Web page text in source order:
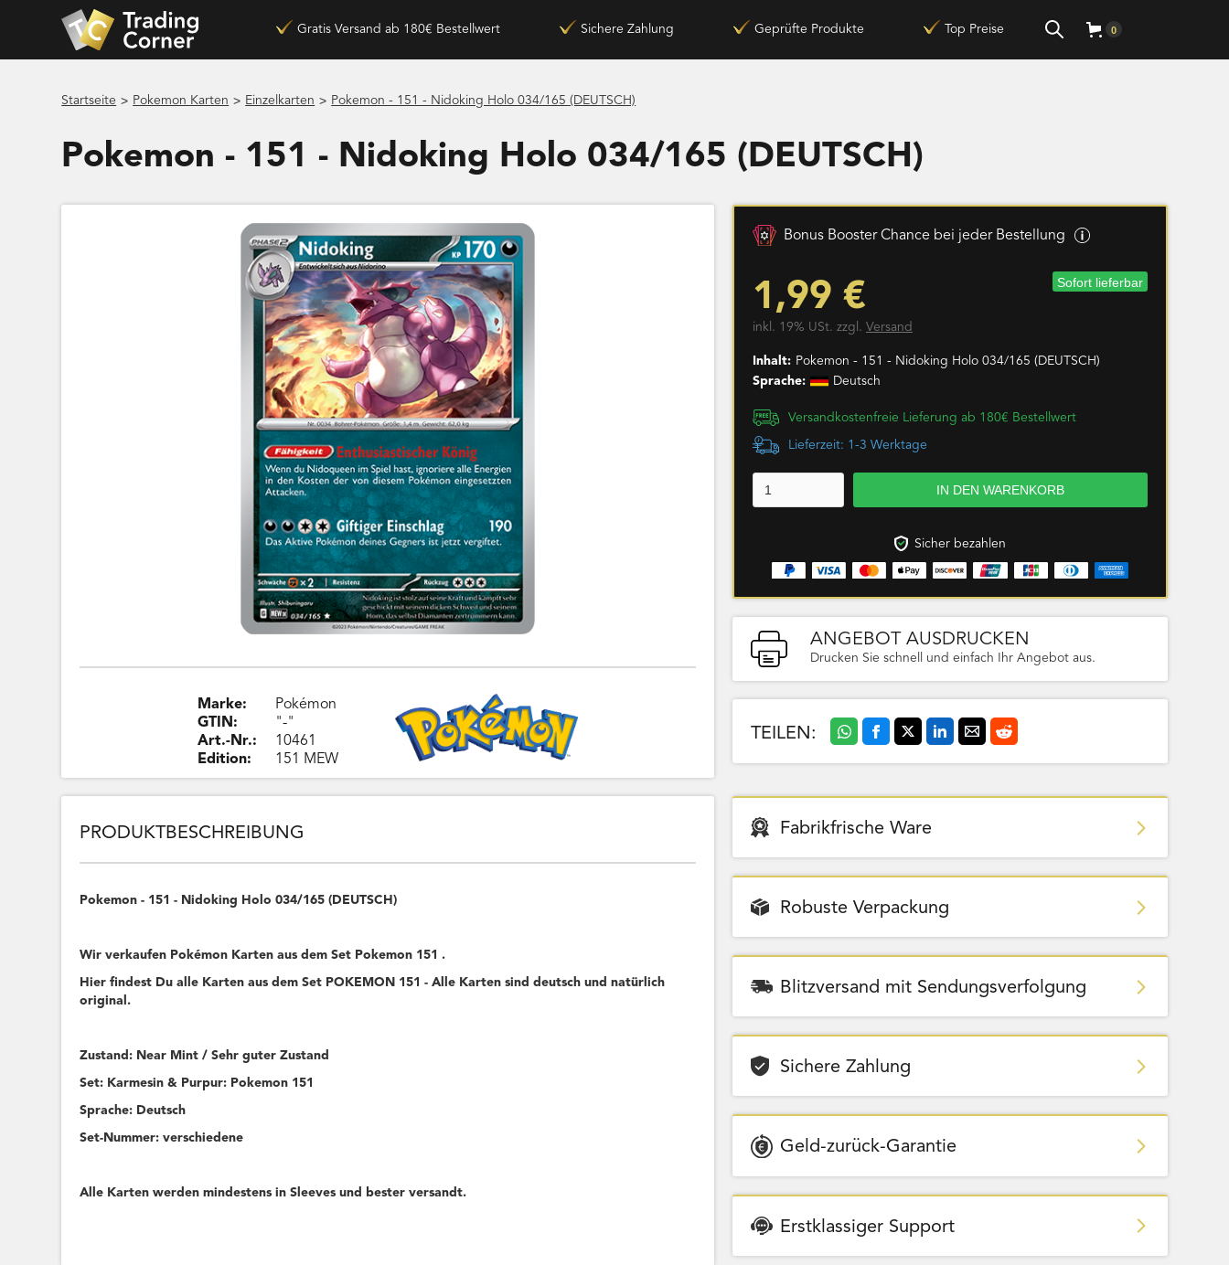
Gratis Versand ab 180€ Bestellwert Sichere Zahlung Geprüfte Produkte Top Preise 0
Startseite > Pokemon Karten > Einzelkarten > Pokemon - 151 - Nidoking Holo 034/165 (DEUTSCH)
Pokemon - 151 - Nidoking Holo 034/165 (DEUTSCH)
Marke:
GTIN:
Art.-Nr.:
Edition:
Pokémon
"-"
10461
151 MEW
Bonus Booster Chance bei jeder Bestellung
1,99 € Sofort lieferbar
inkl. 19% USt. zzgl. Versand
Inhalt: Pokemon - 151 - Nidoking Holo 034/165 (DEUTSCH)
Sprache:
Deutsch
Versandkostenfreie Lieferung ab 180€ Bestellwert
Lieferzeit: 1-3 Werktage
Sicher bezahlen
ANGEBOT AUSDRUCKEN
Drucken Sie schnell und einfach Ihr Angebot aus.
TEILEN:
PRODUKTBESCHREIBUNG
Pokemon - 151 - Nidoking Holo 034/165 (DEUTSCH)
Wir verkaufen Pokémon Karten aus dem Set Pokemon 151 .
Hier findest Du alle Karten aus dem Set POKEMON 151 - Alle Karten sind deutsch und natürlich
original.
Zustand: Near Mint / Sehr guter Zustand
Set: Karmesin & Purpur: Pokemon 151
Sprache: Deutsch
Set-Nummer: verschiedene
Alle Karten werden mindestens in Sleeves und bester versandt.
Fabrikfrische Ware
Robuste Verpackung
Blitzversand mit Sendungsverfolgung
Sichere Zahlung
Geld-zurück-Garantie
Erstklassiger Support